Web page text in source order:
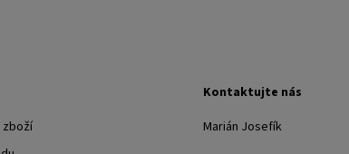
zboží
Kontaktujte nás
Marián Josefík